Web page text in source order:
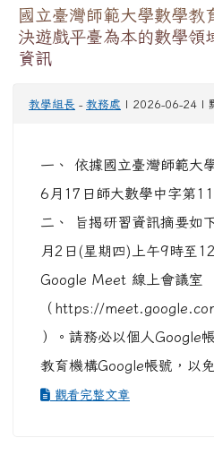
國立臺灣師範大學數學教
決遊戲平臺為本的數學領
資訊
教學組長 - 教務處 | 2026-06-24 |
一、 依據國立臺灣師範大
6月17日師大數學中字第
二、 旨揭研習資訊摘要如
月2日(星期四)上午9時至
Google Meet 線上會議室
（https://
）。請務必以個人Google
教育機構Google帳號，以
觀看完整文章